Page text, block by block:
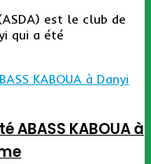
est le club de
qui a été
ABASS KABOUA à